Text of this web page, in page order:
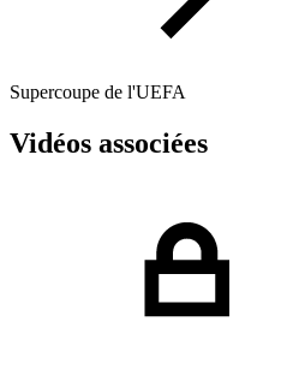
Supercoupe de l'UEFA
Vidéos associées